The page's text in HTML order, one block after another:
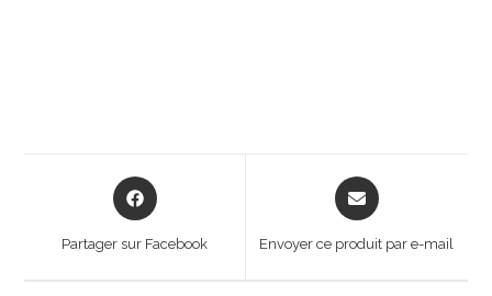
Opens
in
Partager sur Facebook
Opens
in
new
Envoyer ce produit par e-mail